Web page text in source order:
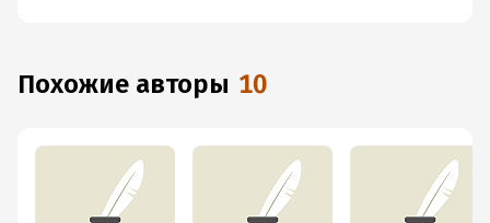
Похожие авторы 10